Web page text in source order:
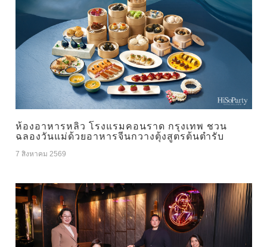
ห้องอาหารหลิว โรงแรมคอนราด กรุงเทพ ชวน
ฉลองวันแม่ด้วยอาหารจีนกวางตุ้งสูตรต้นตำรับ
7 สิงหาคม 2569